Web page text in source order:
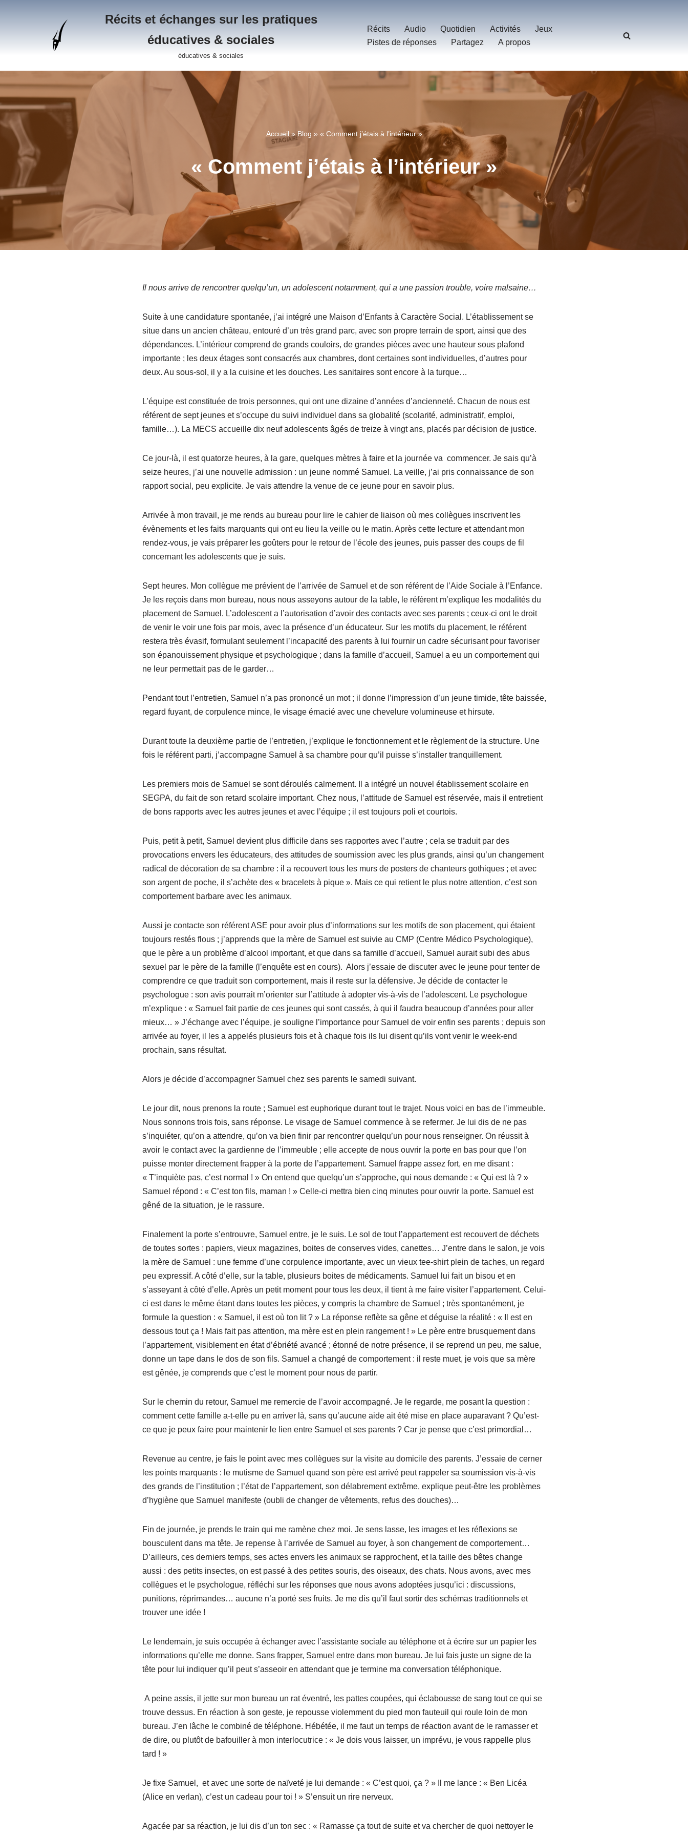
Récits et échanges sur les pratiques
éducatives & sociales
éducatives & sociales
Récits Audio Quotidien Activités
Jeux
Pistes de réponses
Partagez A propos
Accueil»Blog » « Comment j’étais à l’intérieur »
« Comment j’étais à l’intérieur »
Il nous arrive de rencontrer quelqu’un, un adolescent notamment, qui a une passion trouble, voire malsaine…
Suite à une candidature spontanée, j’ai intégré une Maison d’Enfants à Caractère Social. L’établissement se
situe dans un ancien château, entouré d’un très grand parc, avec son propre terrain de sport, ainsi que des
dépendances. L’intérieur comprend de grands couloirs, de grandes pièces avec une hauteur sous plafond
importante ; les deux étages sont consacrés aux chambres, dont certaines sont individuelles, d’autres pour
deux. Au sous-sol, il y a la cuisine et les douches. Les sanitaires sont encore à la turque…
L’équipe est constituée de trois personnes, qui ont une dizaine d’années d’ancienneté. Chacun de nous est
référent de sept jeunes et s’occupe du suivi individuel dans sa globalité (scolarité, administratif, emploi,
famille…). La MECS accueille dix neuf adolescents âgés de treize à vingt ans, placés par décision de justice.
Ce jour-là, il est quatorze heures, à la gare, quelques mètres à faire et la journée va commencer. Je sais qu’à
seize heures, j’ai une nouvelle admission : un jeune nommé Samuel. La veille, j’ai pris connaissance de son
rapport social, peu explicite. Je vais attendre la venue de ce jeune pour en savoir plus.
Arrivée à mon travail, je me rends au bureau pour lire le cahier de liaison où mes collègues inscrivent les
évènements et les faits marquants qui ont eu lieu la veille ou le matin. Après cette lecture et attendant mon
rendez-vous, je vais préparer les goûters pour le retour de l’école des jeunes, puis passer des coups de fil
concernant les adolescents que je suis.
Sept heures. Mon collègue me prévient de l’arrivée de Samuel et de son référent de l’Aide Sociale à l’Enfance.
Je les reçois dans mon bureau, nous nous asseyons autour de la table, le référent m’explique les modalités du
placement de Samuel. L’adolescent a l’autorisation d’avoir des contacts avec ses parents ; ceux-ci ont le droit
de venir le voir une fois par mois, avec la présence d’un éducateur. Sur les motifs du placement, le référent
restera très évasif, formulant seulement l’incapacité des parents à lui fournir un cadre sécurisant pour favoriser
son épanouissement physique et psychologique ; dans la famille d’accueil, Samuel a eu un comportement qui
ne leur permettait pas de le garder…
Pendant tout l’entretien, Samuel n’a pas prononcé un mot ; il donne l’impression d’un jeune timide, tête baissée,
regard fuyant, de corpulence mince, le visage émacié avec une chevelure volumineuse et hirsute.
Durant toute la deuxième partie de l’entretien, j’explique le fonctionnement et le règlement de la structure. Une
fois le référent parti, j’accompagne Samuel à sa chambre pour qu’il puisse s’installer tranquillement.
Les premiers mois de Samuel se sont déroulés calmement. Il a intégré un nouvel établissement scolaire en
SEGPA, du fait de son retard scolaire important. Chez nous, l’attitude de Samuel est réservée, mais il entretient
de bons rapports avec les autres jeunes et avec l’équipe ; il est toujours poli et courtois.
Puis, petit à petit, Samuel devient plus difficile dans ses rapportes avec l’autre ; cela se traduit par des
provocations envers les éducateurs, des attitudes de soumission avec les plus grands, ainsi qu’un changement
radical de décoration de sa chambre : il a recouvert tous les murs de posters de chanteurs gothiques ; et avec
son argent de poche, il s’achète des « bracelets à pique ». Mais ce qui retient le plus notre attention, c’est son
comportement barbare avec les animaux.
Aussi je contacte son référent ASE pour avoir plus d’informations sur les motifs de son placement, qui étaient
toujours restés flous ; j’apprends que la mère de Samuel est suivie au CMP (Centre Médico Psychologique),
que le père a un problème d’alcool important, et que dans sa famille d’accueil, Samuel aurait subi des abus
sexuel par le père de la famille (l’enquête est en cours). Alors j’essaie de discuter avec le jeune pour tenter de
comprendre ce que traduit son comportement, mais il reste sur la défensive. Je décide de contacter le
psychologue : son avis pourrait m’orienter sur l’attitude à adopter vis-à-vis de l’adolescent. Le psychologue
m’explique : « Samuel fait partie de ces jeunes qui sont cassés, à qui il faudra beaucoup d’années pour aller
mieux… » J’échange avec l’équipe, je souligne l’importance pour Samuel de voir enfin ses parents ; depuis son
arrivée au foyer, il les a appelés plusieurs fois et à chaque fois ils lui disent qu’ils vont venir le week-end
prochain, sans résultat.
Alors je décide d’accompagner Samuel chez ses parents le samedi suivant.
Le jour dit, nous prenons la route ; Samuel est euphorique durant tout le trajet. Nous voici en bas de l’immeuble.
Nous sonnons trois fois, sans réponse. Le visage de Samuel commence à se refermer. Je lui dis de ne pas
s’inquiéter, qu’on a attendre, qu’on va bien finir par rencontrer quelqu’un pour nous renseigner. On réussit à
avoir le contact avec la gardienne de l’immeuble ; elle accepte de nous ouvrir la porte en bas pour que l’on
puisse monter directement frapper à la porte de l’appartement. Samuel frappe assez fort, en me disant :
« T’inquiète pas, c’est normal ! » On entend que quelqu’un s’approche, qui nous demande : « Qui est là ? »
Samuel répond : « C’est ton fils, maman ! » Celle-ci mettra bien cinq minutes pour ouvrir la porte. Samuel est
gêné de la situation, je le rassure.
Finalement la porte s’entrouvre, Samuel entre, je le suis. Le sol de tout l’appartement est recouvert de déchets
de toutes sortes : papiers, vieux magazines, boites de conserves vides, canettes… J’entre dans le salon, je vois
la mère de Samuel : une femme d’une corpulence importante, avec un vieux tee-shirt plein de taches, un regard
peu expressif. A côté d’elle, sur la table, plusieurs boites de médicaments. Samuel lui fait un bisou et en
s’asseyant à côté d’elle. Après un petit moment pour tous les deux, il tient à me faire visiter l’appartement. Celui-
ci est dans le même étant dans toutes les pièces, y compris la chambre de Samuel ; très spontanément, je
formule la question : « Samuel, il est où ton lit ? » La réponse reflète sa gêne et déguise la réalité : « Il est en
dessous tout ça ! Mais fait pas attention, ma mère est en plein rangement ! » Le père entre brusquement dans
l’appartement, visiblement en état d’ébriété avancé ; étonné de notre présence, il se reprend un peu, me salue,
donne un tape dans le dos de son fils. Samuel a changé de comportement : il reste muet, je vois que sa mère
est gênée, je comprends que c’est le moment pour nous de partir.
Sur le chemin du retour, Samuel me remercie de l’avoir accompagné. Je le regarde, me posant la question :
comment cette famille a-t-elle pu en arriver là, sans qu’aucune aide ait été mise en place auparavant ? Qu’est-
ce que je peux faire pour maintenir le lien entre Samuel et ses parents ? Car je pense que c’est primordial…
Revenue au centre, je fais le point avec mes collègues sur la visite au domicile des parents. J’essaie de cerner
les points marquants : le mutisme de Samuel quand son père est arrivé peut rappeler sa soumission vis-à-vis
des grands de l’institution ; l’état de l’appartement, son délabrement extrême, explique peut-être les problèmes
d’hygiène que Samuel manifeste (oubli de changer de vêtements, refus des douches)…
Fin de journée, je prends le train qui me ramène chez moi. Je sens lasse, les images et les réflexions se
bousculent dans ma tête. Je repense à l’arrivée de Samuel au foyer, à son changement de comportement…
D’ailleurs, ces derniers temps, ses actes envers les animaux se rapprochent, et la taille des bêtes change
aussi : des petits insectes, on est passé à des petites souris, des oiseaux, des chats. Nous avons, avec mes
collègues et le psychologue, réfléchi sur les réponses que nous avons adoptées jusqu’ici : discussions,
punitions, réprimandes… aucune n’a porté ses fruits. Je me dis qu’il faut sortir des schémas traditionnels et
trouver une idée !
Le lendemain, je suis occupée à échanger avec l’assistante sociale au téléphone et à écrire sur un papier les
informations qu’elle me donne. Sans frapper, Samuel entre dans mon bureau. Je lui fais juste un signe de la
tête pour lui indiquer qu’il peut s’asseoir en attendant que je termine ma conversation téléphonique.
A peine assis, il jette sur mon bureau un rat éventré, les pattes coupées, qui éclabousse de sang tout ce qui se
trouve dessus. En réaction à son geste, je repousse violemment du pied mon fauteuil qui roule loin de mon
bureau. J’en lâche le combiné de téléphone. Hébétée, il me faut un temps de réaction avant de le ramasser et
de dire, ou plutôt de bafouiller à mon interlocutrice : « Je dois vous laisser, un imprévu, je vous rappelle plus
tard ! »
Je fixe Samuel, et avec une sorte de naïveté je lui demande : « C’est quoi, ça ? » Il me lance : « Ben Licéa
(Alice en verlan), c’est un cadeau pour toi ! » S’ensuit un rire nerveux.
Agacée par sa réaction, je lui dis d’un ton sec : « Ramasse ça tout de suite et va chercher de quoi nettoyer le